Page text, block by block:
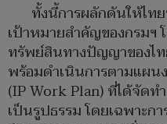
ทั้งนี้การผลักดันให้ไท
เป้าหมายสำคัญของกรมฯ
ทรัพย์สินทางปัญญาของไท
พร้อมดำเนินการตามแผ
(IP Work Plan) ที่ได้จัดท
เป็นรูปธรรม โดยเฉพาะ